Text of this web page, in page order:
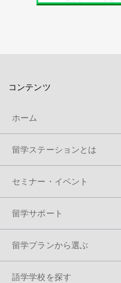
コンテンツ
ホーム
留学ステーションとは
セミナー・イベント
留学サポート
留学プランから選ぶ
語学学校を探す